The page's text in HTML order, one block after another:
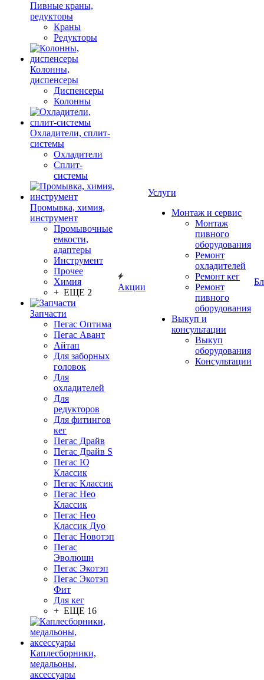
Пивные краны,
редукторы
Краны
Редукторы
Колонны,
диспенсеры
Диспенсеры
Колонны
Охладители, сплит-
системы
Охладители
Сплит-
системы
Промывка, химия,
инструмент
Промывочные
емкости,
адаптеры
Инструмент
Прочее
Химия
+ ЕЩЕ 2
Запчасти
Пегас Оптима
Пегас Авант
Айтап
Для заборных
головок
Для
охладителей
Для
редукторов
Для фитингов
кег
Пегас Драйв
Пегас Драйв S
Пегас Ю
Классик
Пегас Классик
Пегас Нео
Классик
Пегас Нео
Классик Дуо
Пегас Новотэп
Пегас
Эволюшн
Пегас Экотэп
Пегас Экотэп
Фит
Для кег
+ ЕЩЕ 16
Каплесборники,
медальоны,
аксессуары
Акции
Услуги
Монтаж и сервис
Монтаж
пивного
оборудования
Ремонт
охладителей
Ремонт кег
Ремонт
пивного
оборудования
Выкуп и
консультации
Выкуп
оборудования
Консультации